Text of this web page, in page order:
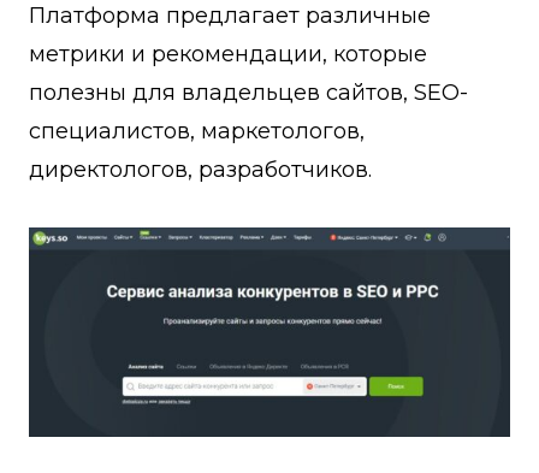
Платформа предлагает различные
метрики и рекомендации, которые
полезны для владельцев сайтов, SEO-
специалистов, маркетологов,
директологов, разработчиков.